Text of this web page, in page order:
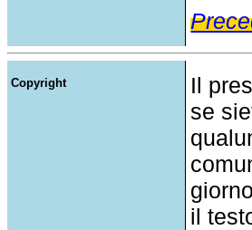
Copyright
Il
se
il